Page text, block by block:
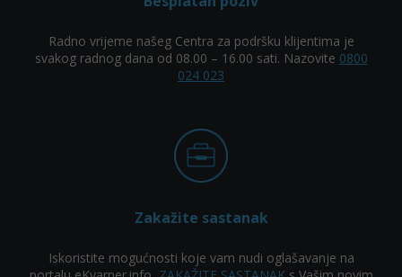
Radno vrijeme našeg Centra za podršku klijentima je
svakog radnog dana od 08.00 – 16.00 sati. Nazovite 0800
024 023
Zakažite sastanak
Iskoristite mogućnosti koje vam nudi oglašavanje na